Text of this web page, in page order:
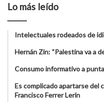
Lo más leído
Intelectuales rodeados de
Hernán Zin: “Palestina va a
Consumo informativo a
Es complicado apartarse del
Francisco Ferrer Lerín